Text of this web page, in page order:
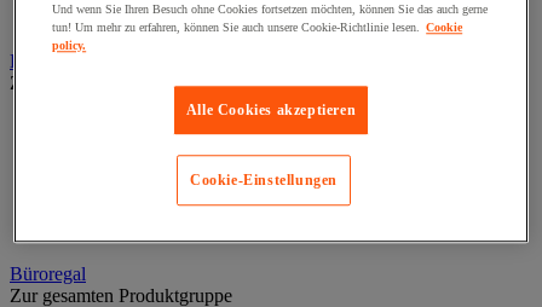
Matte für Eingangsbereich
Büromaterial und Büromöbel
Zur gesamten Produktgruppe
Papier, Karteikarte und Visitenkarte
Schreibutensilien
Büroregal
Zur gesamten Produktgruppe
Und wenn Sie Ihren Besuch ohne Cookies fortsetzen möchten, können Sie das auch gerne
tun! Um mehr zu erfahren, können Sie auch unsere Cookie-Richtlinie lesen.
Cookie
policy.
Alle Cookies akzeptieren
Cookie-Einstellungen